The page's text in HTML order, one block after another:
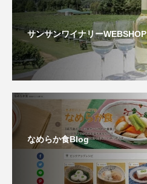
サンサンワイナリーWEBSHOP
なめらか食Blog